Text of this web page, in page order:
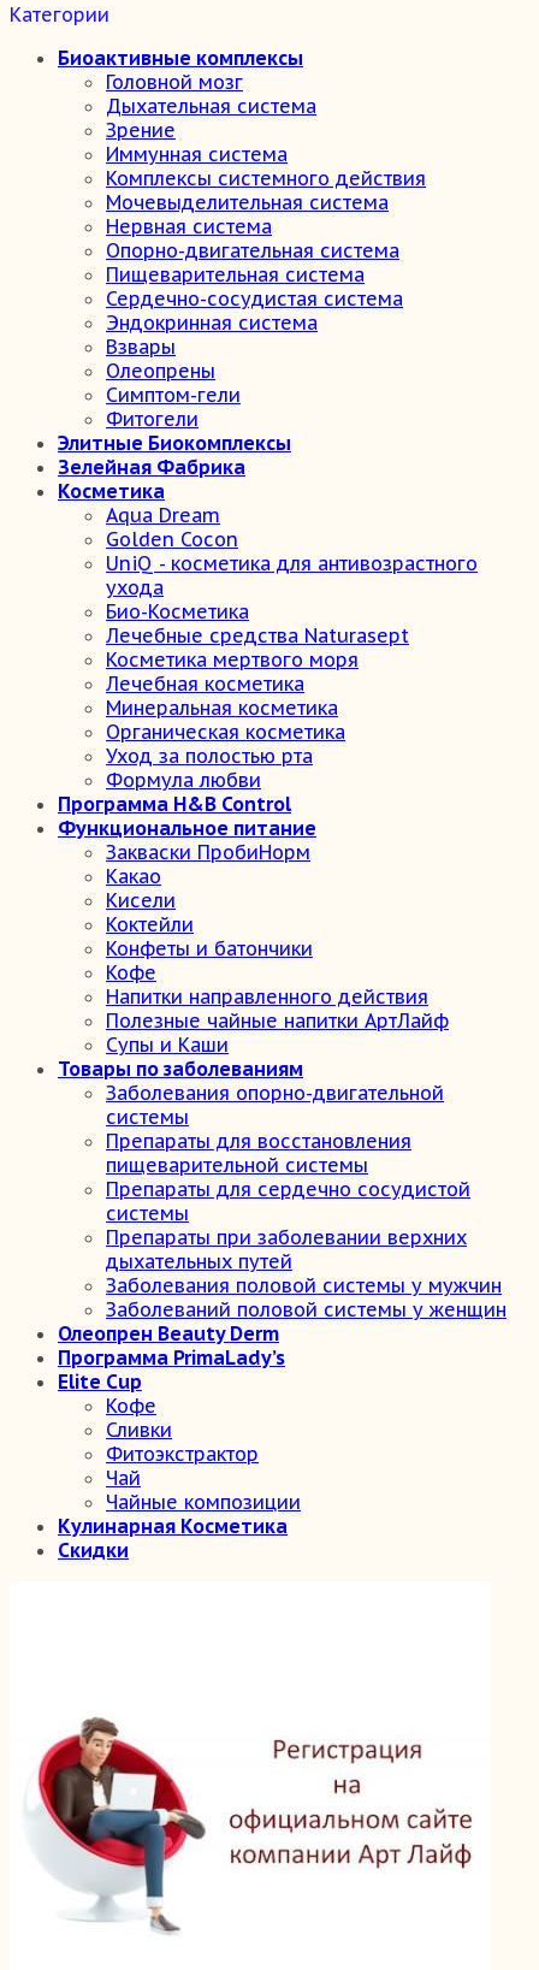
Категории
Биоактивные комплексы
Головной мозг
Дыхательная система
Зрение
Иммунная система
Комплексы системного действия
Мочевыделительная система
Нервная система
Опорно-двигательная система
Пищеварительная система
Сердечно-сосудистая система
Эндокринная система
Взвары
Олеопрены
Симптом-гели
Фитогели
Элитные Биокомплексы
Зелейная Фабрика
Косметика
Aqua Dream
Golden Cocon
UniQ - косметика для антивозрастного
ухода
Био-Косметика
Лечебные средства Naturasept
Косметика мертвого моря
Лечебная косметика
Минеральная косметика
Органическая косметика
Уход за полостью рта
Формула любви
Программа H&B Control
Функциональное питание
Закваски ПробиНорм
Какао
Кисели
Коктейли
Конфеты и батончики
Кофе
Напитки направленного действия
Полезные чайные напитки АртЛайф
Супы и Каши
Товары по заболеваниям
Заболевания опорно-двигательной
системы
Препараты для восстановления
пищеварительной системы
Препараты для сердечно сосудистой
системы
Препараты при заболевании верхних
дыхательных путей
Заболевания половой системы у мужчин
Заболеваний половой системы у женщин
Олеопрен Beauty Derm
Программа PrimaLady’s
Elite Cup
Кофе
Сливки
Фитоэкстрактор
Чай
Чайные композиции
Кулинарная Косметика
Скидки